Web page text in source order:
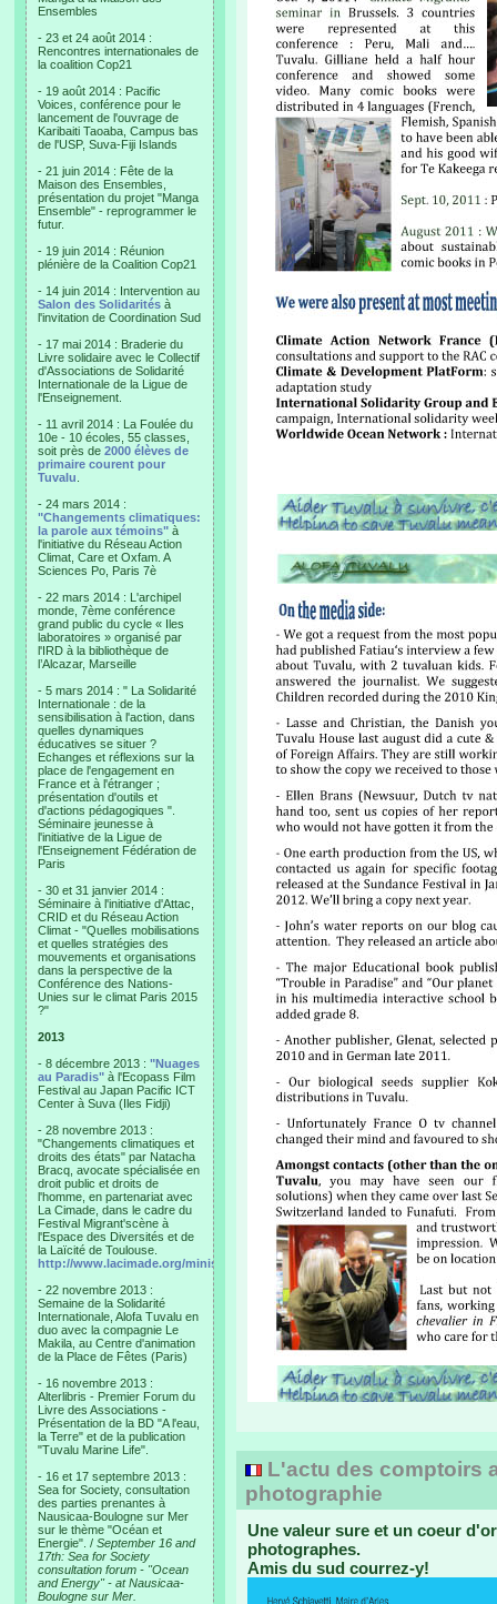
Ensembles
- 23 et 24 août 2014 :
Rencontres internationales de
la coalition Cop21
- 19 août 2014 : Pacific
Voices, conférence pour le
lancement de l'ouvrage de
Karibaiti Taoaba, Campus bas
de l'USP, Suva-Fiji Islands
- 21 juin 2014 : Fête de la
Maison des Ensembles,
présentation du projet "Manga
Ensemble" - reprogrammer le
futur.
- 19 juin 2014 : Réunion
plénière de la Coalition Cop21
- 14 juin 2014 : Intervention au
Salon des Solidarités à
l'invitation de Coordination Sud
- 17 mai 2014 : Braderie du
Livre solidaire avec le Collectif
d'Associations de Solidarité
Internationale de la Ligue de
l'Enseignement.
- 11 avril 2014 : La Foulée du
10e - 10 écoles, 55 classes,
soit près de 2000 élèves de
primaire courent pour
Tuvalu
- 24 mars 2014 :
"Changements climatiques:
la parole aux témoins" à
l'initiative du Réseau Action
Climat, Care et Oxfam. A
Sciences Po, Paris 7è
- 22 mars 2014 : L'archipel
monde, 7ème conférence
grand public du cycle « Iles
laboratoires » organisé par
l'IRD à la bibliothèque de
l’Alcazar, Marseille
- 5 mars 2014 : " La Solidarité
Internationale : de la
sensibilisation à l'action, dans
quelles dynamiques
éducatives se situer ?
Echanges et réflexions sur la
place de l'engagement en
France et à l'étranger ;
présentation d'outils et
d'actions pédagogiques ".
Séminaire jeunesse à
l'initiative de la Ligue de
l'Enseignement Fédération de
Paris
- 30 et 31 janvier 2014 :
Séminaire à l'initiative d'Attac,
CRID et du Réseau Action
Climat - "Quelles mobilisations
et quelles stratégies des
mouvements et organisations
dans la perspective de la
Conférence des Nations-
Unies sur le climat Paris 2015
?"
2013
- 8 décembre 2013 : "Nuages
au Paradis" à l'Ecopass Film
Festival au Japan Pacific ICT
Center à Suva (Iles Fidji)
- 28 novembre 2013 :
"Changements climatiques et
droits des états" par Natacha
Bracq, avocate spécialisée en
droit public et droits de
l'homme, en partenariat avec
La Cimade, dans le cadre du
Festival Migrant'scène à
l'Espace des Diversités et de
la Laïcité de Toulouse.
http://www.lacimade.org/minisites/migrantscene
- 22 novembre 2013 :
Semaine de la Solidarité
Internationale, Alofa Tuvalu en
duo avec la compagnie Le
Makila, au Centre d'animation
de la Place de Fêtes (Paris)
- 16 novembre 2013 :
Alterlibris - Premier Forum du
Livre des Associations -
Présentation de la BD "A l'eau,
la Terre" et de la publication
"Tuvalu Marine Life".
- 16 et 17 septembre 2013 :
Sea for Society, consultation
des parties prenantes à
Nausicaa-Boulogne sur Mer
sur le thème "Océan et
Energie". / September 16 and
17th: Sea for Society
consultation forum - "Ocean
and Energy" - at Nausicaa-
Boulogne sur Mer.
L'actu des comptoirs
photographie
Une valeur sure et un coeur
photographes.
Amis du sud courrez-y!